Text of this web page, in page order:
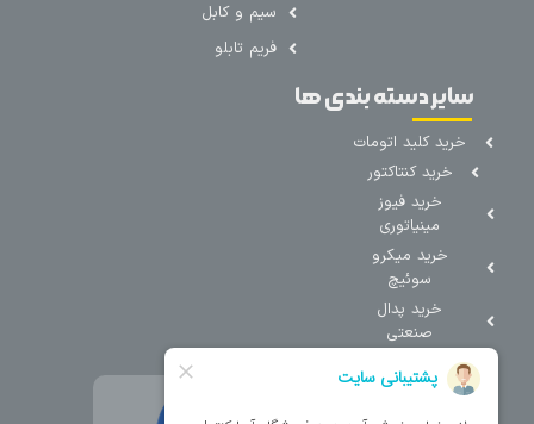
سیم و کابل
فریم تابلو
سایر دسته بندی ها
خرید کلید اتومات
خرید کنتاکتور
خرید فیوز
مینیاتوری
خرید میکرو
سوئیچ
خرید پدال
صنعتی